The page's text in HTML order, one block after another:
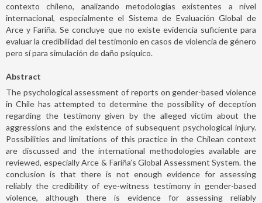
contexto chileno, analizando metodologías existentes a nivel
internacional, especialmente el Sistema de Evaluación Global de
Arce y Fariña. Se concluye que no existe evidencia suficiente para
evaluar la credibilidad del testimonio en casos de violencia de género
pero sí para simulación de daño psíquico.
Abstract
The psychological assessment of reports on gender-based violence
in Chile has attempted to determine the possibility of deception
regarding the testimony given by the alleged victim about the
aggressions and the existence of subsequent psychological injury.
Possibilities and limitations of this practice in the Chilean context
are discussed and the international methodologies available are
reviewed, especially Arce & Fariña’s Global Assessment System. the
conclusion is that there is not enough evidence for assessing
reliably the credibility of eye-witness testimony in gender-based
violence, although there is evidence for assessing reliably